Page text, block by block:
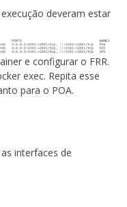
deveram estar
e configurar o FRR.
exec. Repita esse
para o POA.
interfaces de